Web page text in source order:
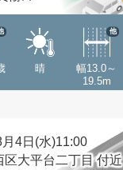
晴
幅13.0～
19.5m
他
4日(水)11:00
区大平台二丁目 付近